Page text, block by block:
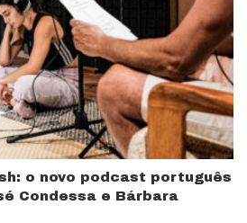
o novo podcast português
Condessa e Bárbara